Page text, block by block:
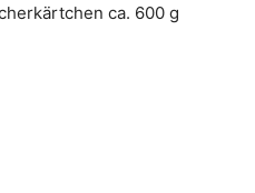
ca. 600 g